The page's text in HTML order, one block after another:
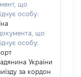
що
особу:
що
особу:
України
за кордон